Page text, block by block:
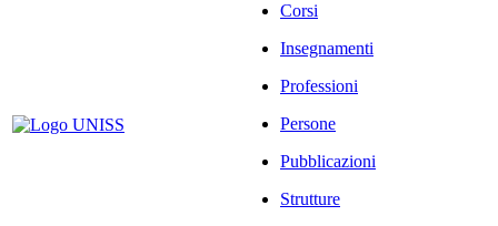
Corsi
Insegnamenti
Professioni
Persone
Pubblicazioni
Strutture